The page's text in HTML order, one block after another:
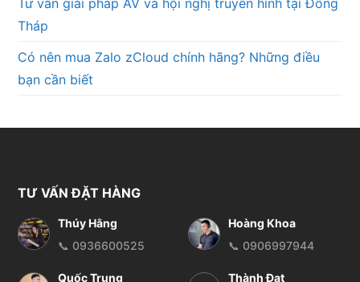
Tháp
Có nên mua Zalo zCloud chính hãng? Những điều
bạn cần biết
TƯ VẤN ĐẶT HÀNG
Thúy Hằng
📞 0936600525
Hoàng Khoa
📞 0906997944
Quốc Trung
Thành Đạt